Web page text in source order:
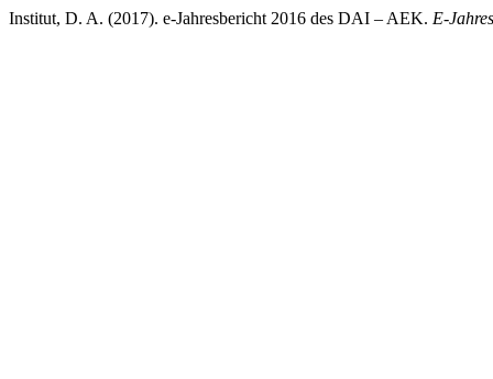
Institut, D. A. (2017). e-Jahresbericht 2016 des DAI – AEK. E-